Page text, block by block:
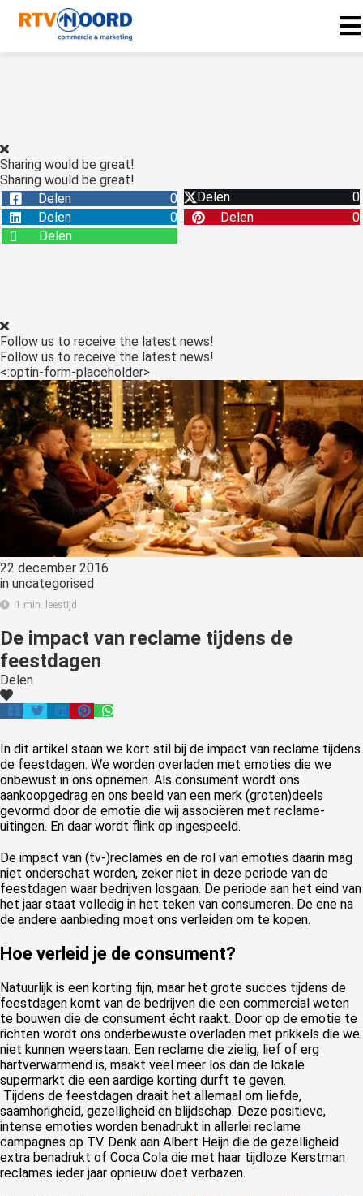
Sharing would be great!
Sharing would be great!
Delen
0 Delen
0
Delen
0 Delen
0
Delen
Follow us to receive the latest news!
Follow us to receive the latest news!
<:optin-form-placeholder>
22 december 2016
in uncategorised
1 min. leestijd
De impact van reclame tijdens de
feestdagen
Delen
In dit artikel staan we kort stil bij de impact van reclame tijdens
de feestdagen. We worden overladen met emoties die we
onbewust in ons opnemen. Als consument wordt ons
aankoopgedrag en ons beeld van een merk (groten)deels
gevormd door de emotie die wij associëren met reclame-
uitingen. En daar wordt flink op ingespeeld.
De impact van (tv-)reclames en de rol van emoties daarin mag
niet onderschat worden, zeker niet in deze periode van de
feestdagen waar bedrijven losgaan. De periode aan het eind van
het jaar staat volledig in het teken van consumeren. De ene na
de andere aanbieding moet ons verleiden om te kopen.
Hoe verleid je de consument?
Natuurlijk is een korting fijn, maar het grote succes tijdens de
feestdagen komt van de bedrijven die een commercial weten
te bouwen die de consument écht raakt. Door op de emotie te
richten wordt ons onderbewuste overladen met prikkels die we
niet kunnen weerstaan. Een reclame die zielig, lief of erg
hartverwarmend is, maakt veel meer los dan de lokale
supermarkt die een aardige korting durft te geven.
Tijdens de feestdagen draait het allemaal om liefde,
saamhorigheid, gezelligheid en blijdschap. Deze positieve,
intense emoties worden benadrukt in allerlei reclame
campagnes op TV. Denk aan Albert Heijn die de gezelligheid
extra benadrukt of Coca Cola die met haar tijdloze Kerstman
reclames ieder jaar opnieuw doet verbazen.